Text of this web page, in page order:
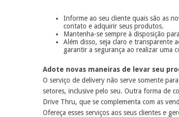
Informe ao seu cliente quais são as
contato e adquirir seus produtos.
Mantenha-se sempre à disposição
Além disso, seja claro e transparente
garantir a segurança ao realizar uma
Adote novas maneiras de levar seu
O serviço de delivery não serve somente
setores, inclusive pelo seu. Outra forma de
Drive Thru, que se complementa com as
Ofereça esses serviços aos seus clientes e